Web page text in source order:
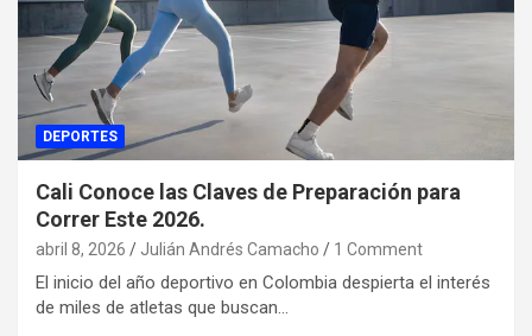
DEPORTES
Cali Conoce las Claves de Preparación para
Correr Este 2026.
abril 8, 2026 Julián Andrés Camacho 1 Comment
El inicio del año deportivo en Colombia despierta el interés
de miles de atletas que buscan…